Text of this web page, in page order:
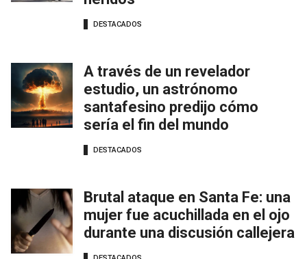
DESTACADOS
A través de un revelador
estudio, un astrónomo
santafesino predijo cómo
sería el fin del mundo
DESTACADOS
Brutal ataque en Santa Fe: una
mujer fue acuchillada en el ojo
durante una discusión callejera